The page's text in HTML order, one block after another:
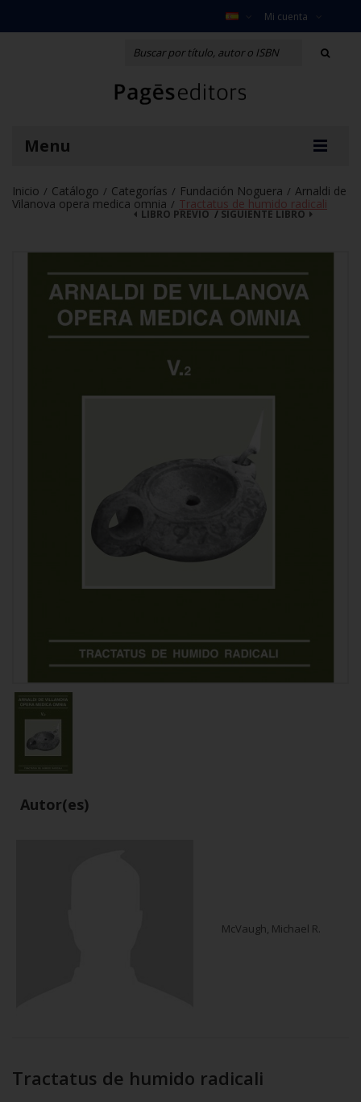
Mi cuenta
Menu
Inicio / Catálogo / Categorías / Fundación Noguera / Arnaldi de
Vilanova opera medica omnia / Tractatus de humido radicali
SIGUIENTE LIBRO
LIBRO PREVIO /
Autor(es)
McVaugh, Michael R.
Tractatus de humido radicali